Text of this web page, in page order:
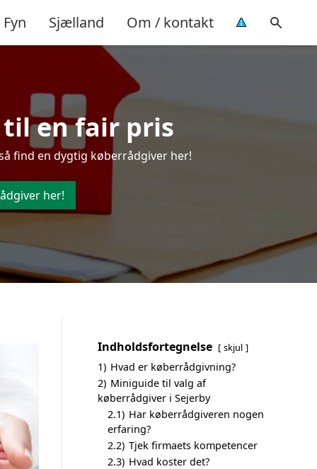
Fyn Sjælland Om / kontakt
en fair pris
find en dygtig køberrådgiver her!
her!
Indholdsfortegnelse skjul
1) Hvad er køberrådgivning?
2) Miniguide til valg af
køberrådgiver i Sejerby
2.1) Har køberrådgiveren nogen
erfaring?
2.2) Tjek firmaets kompetencer
2.3) Hvad koster det?